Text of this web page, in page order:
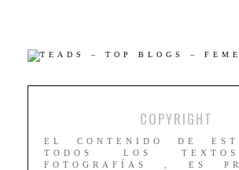
COPYRIGHT
EL CONTENIDO DE
TODOS LOS
FOTOGRAFÍAS , ES